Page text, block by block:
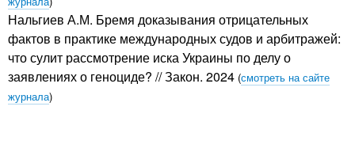
Нальгиев А.М. Бремя доказывания отрицательных
фактов в практике международных судов и арбитражей:
что сулит рассмотрение иска Украины по делу о
заявлениях о геноциде? // Закон. 2024 (смотреть на сайте
журнала)